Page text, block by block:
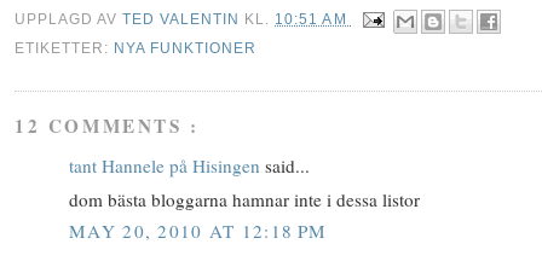
UPPLAGD AVTED VALENTIN KL. 10:51 AM
ETIKETTER: NYA FUNKTIONER
12 COMMENTS :
tant Hannele på Hisingen said...
dom bästa bloggarna hamnar inte i dessa listor
MAY 20, 2010 AT 12:18 PM